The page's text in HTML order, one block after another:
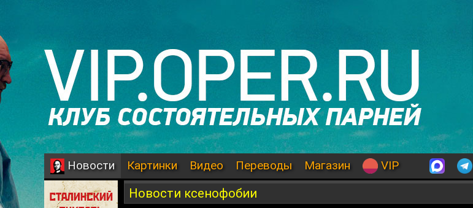
Новости Картинки Видео Переводы Магазин VIP
Новости ксенофобии